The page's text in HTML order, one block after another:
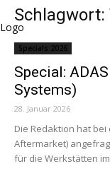
Schlagwort:
Specials 2026
Special:
Systems)
28. Januar 2026
Die Redaktion hat
Aftermarket)
für die Werkstätten im